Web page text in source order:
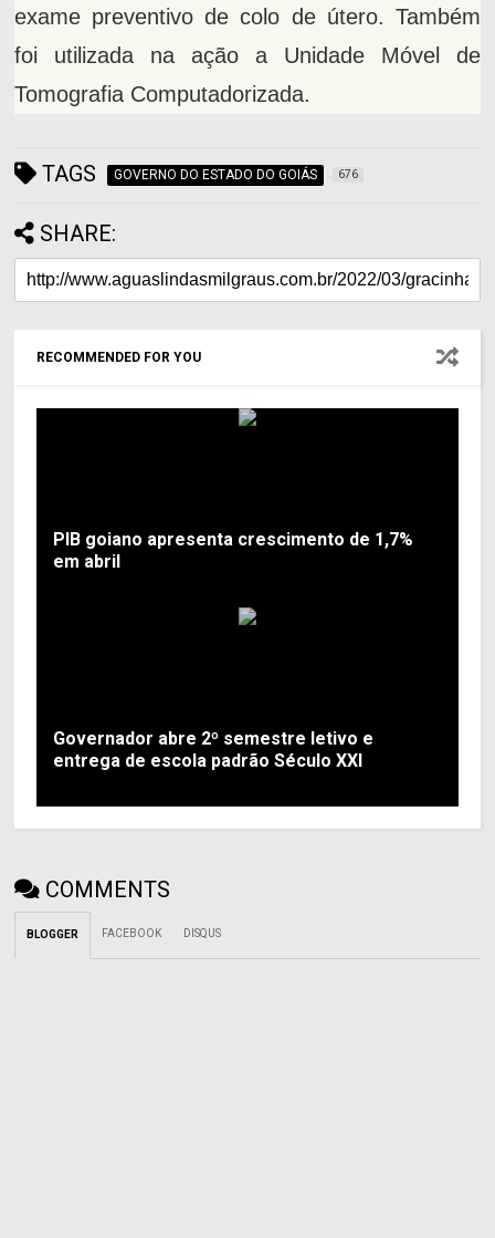
exame preventivo de colo de útero. Também
foi utilizada na ação a Unidade Móvel de
Tomografia Computadorizada.
TAGS GOVERNO DO ESTADO DO GOIÁS 676
SHARE:
RECOMMENDED FOR YOU
PIB goiano apresenta crescimento de 1,7%
em abril
Governador abre 2º semestre letivo e
entrega de escola padrão Século XXI
COMMENTS
BLOGGER FACEBOOK DISQUS